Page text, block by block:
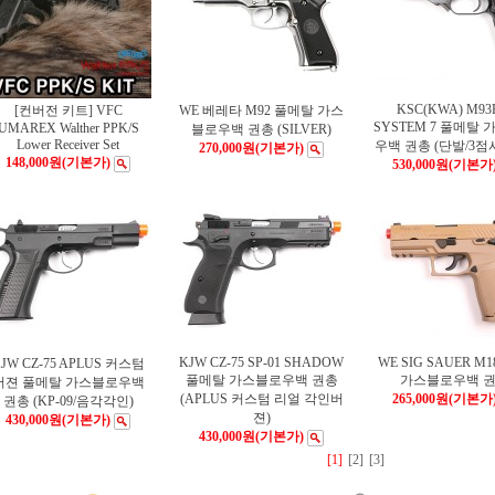
[컨버전 키트] VFC
Walther PPK/S
Lower Receiver Set
148,000원(기본가)
WE 베레타 M92 풀메탈 가스
블로우백 권총 (SILVER)
270,000원(기본가)
KSC(KWA)
SYSTEM 7 풀메탈
우백 권총 (단발/3점
530,000원(기본가
CZ-75 APLUS 커스텀
젼 풀메탈 가스블로우백
권총 (KP-09/음각각인)
430,000원(기본가)
KJW CZ-75 SP-01 SHADOW
풀메탈 가스블로우백 권총
(APLUS 커스텀 리얼 각인버
젼)
430,000원(기본가)
WE SIG SAUER
가스블로우백
265,000원(기본가
[1] [2] [3]